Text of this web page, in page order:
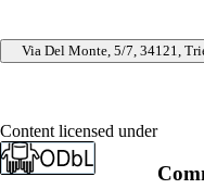
Via Del Monte, 5/7, 34121,
Content licensed under